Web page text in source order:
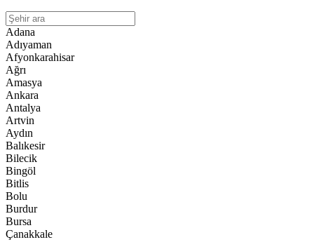
Adana
Adıyaman
Afyonkarahisar
Ağrı
Amasya
Ankara
Antalya
Artvin
Aydın
Balıkesir
Bilecik
Bingöl
Bitlis
Bolu
Burdur
Bursa
Çanakkale